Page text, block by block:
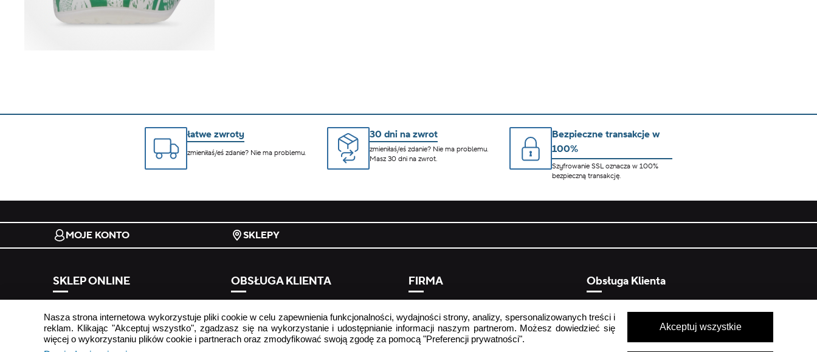
łatwe zwroty
zmieniłaś/eś zdanie? Nie ma problemu.
30 dni na zwrot
zmieniłaś/eś zdanie? Nie ma problemu.
Masz 30 dni na zwrot.
Bezpieczne transakcje w
100%
Szyfrowanie SSL oznacza w 100%
bezpieczną transakcję.
MOJE KONTO SKLEPY
SKLEP ONLINE
formy płatności
koszty i terminy dostawy
OBSŁUGA KLIENTA
najczęściej zadawane pytania
kontakt
FIRMA
informacja o przetwarzaniu danych
osobowych
Obsługa Klienta
Sob - Ndz
Zamknięte
Nasza strona internetowa wykorzystuje pliki cookie w celu zapewnienia funkcjonalności, wydajności strony, analizy, spersonalizowanych treści i
reklam. Klikając "Akceptuj wszystko", zgadzasz się na wykorzystanie i udostępnianie informacji naszym partnerom. Możesz dowiedzieć się
więcej o wykorzystaniu plików cookie i partnerach oraz zmodyfikować swoją zgodę za pomocą "Preferencji prywatności".
Akceptuj wszystkie